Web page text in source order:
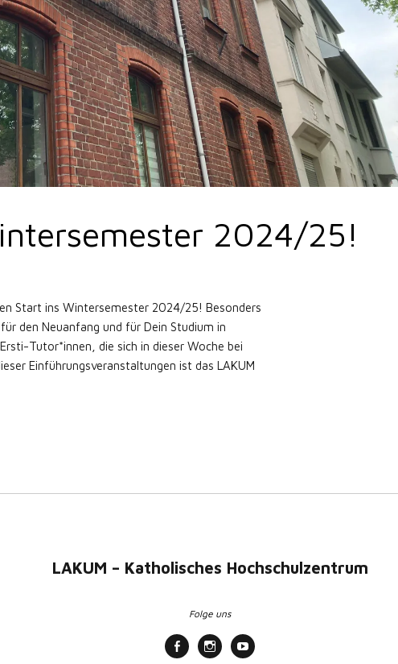
2024/25!
Start ins Wintersemester 2024/25! Besonders
den Neuanfang und für Dein Studium in
Tutor*innen, die sich in dieser Woche bei
Einführungsveranstaltungen ist das LAKUM
LAKUM – Katholisches Hochschulzentrum
Folge uns